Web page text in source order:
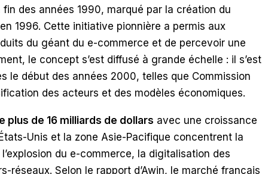
des années 1990, marqué par la création du
1996. Cette initiative pionnière a permis aux
du géant du e-commerce et de percevoir une
le concept s’est diffusé à grande échelle : il s’est
le début des années 2000, telles que Commission
des acteurs et des modèles économiques.
plus de 16 milliards de dollars avec une croissance
Unis et la zone Asie-Pacifique concentrent la
du e-commerce, la digitalisation des
réseaux. Selon le rapport d’Awin, le marché français